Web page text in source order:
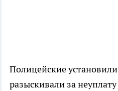
Полицейские
разыскивали за